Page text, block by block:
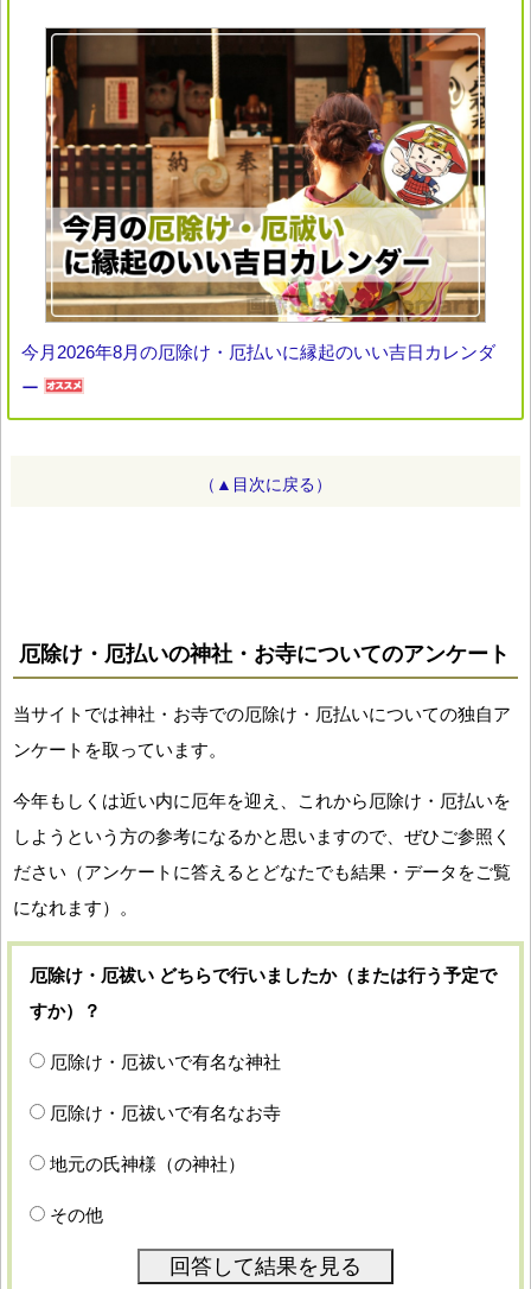
今月2026年8月の厄除け・厄払いに縁起のいい吉日カレンダ
ー
（▲目次に戻る）
厄除け・厄払いの神社・お寺についてのアンケート
当サイトでは神社・お寺での厄除け・厄払いについての独自ア
ンケートを取っています。
今年もしくは近い内に厄年を迎え、これから厄除け・厄払いを
しようという方の参考になるかと思いますので、ぜひご参照く
ださい（アンケートに答えるとどなたでも結果・データをご覧
になれます）。
厄除け・厄祓い どちらで行いましたか（または行う予定で
すか）？
厄除け・厄祓いで有名な神社
厄除け・厄祓いで有名なお寺
地元の氏神様（の神社）
その他